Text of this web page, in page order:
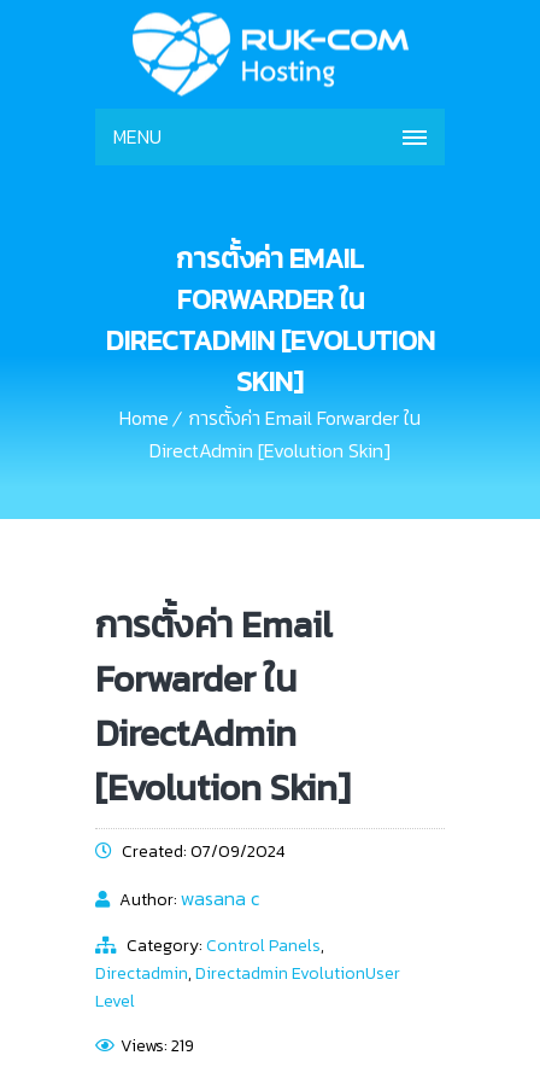
MENU
การตั้งค่า EMAIL
FORWARDER ใน
DIRECTADMIN [EVOLUTION
SKIN]
Home
การตั้งค่า Email Forwarder ใน
DirectAdmin [Evolution Skin]
การตั้งค่า Email
Forwarder ใน
DirectAdmin
[Evolution Skin]
Created: 07/09/2024
Author:wasana c
Category:Control Panels,
Directadmin,Directadmin EvolutionUser
Level
Views: 219